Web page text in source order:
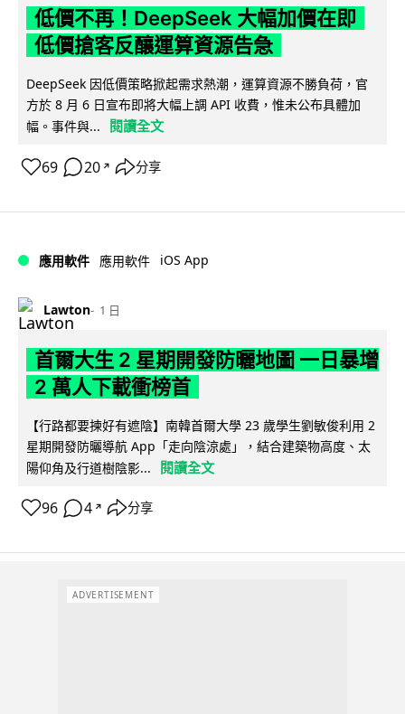
低價不再！DeepSeek 大幅加價在即
低價搶客反釀運算資源告急
DeepSeek 因低價策略掀起需求熱潮，運算資源不勝負荷，官
方於 8 月 6 日宣布即將大幅上調 API 收費，惟未公布具體加
幅。事件與...
閱讀全文
69 20 ↗ 分享
應用軟件 應用軟件 iOS App
Lawton 1 日
首爾大生 2 星期開發防曬地圖 一日暴增
2 萬人下載衝榜首
【行路都要揀好有遮陰】南韓首爾大學 23 歲學生劉敏俊利用 2
星期開發防曬導航 App「走向陰涼處」，結合建築物高度、太
陽仰角及行道樹陰影...
閱讀全文
96 4 ↗ 分享
ADVERTISEMENT